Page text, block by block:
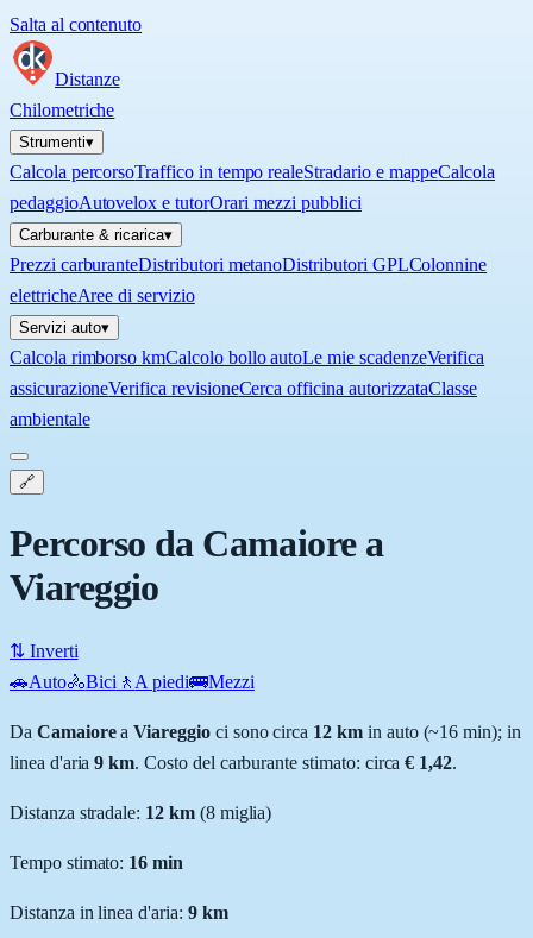
Salta al contenuto
Distanze
Chilometriche
Strumenti▾
Calcola percorsoTraffico in tempo realeStradario e mappeCalcola
pedaggioAutovelox e tutorOrari mezzi pubblici
Carburante & ricarica▾
Prezzi carburanteDistributori metanoDistributori GPLColonnine
elettricheAree di servizio
Servizi auto▾
Calcola rimborso kmCalcolo bollo autoLe mie scadenzeVerifica
assicurazioneVerifica revisioneCerca officina autorizzataClasse
ambientale
🔗
Percorso da Camaiore a
Viareggio
⇅ Inverti
🚗Auto🚴Bici 🚶 A piedi🚌Mezzi
Da CamaioreaViareggioci sono circa 12 kmin auto (~16 min); in
linea d'aria9 km. Costo del carburante stimato: circa € 1,42.
Distanza stradale: 12 km (8miglia)
Tempo stimato: 16 min
Distanza in linea d'aria: 9km